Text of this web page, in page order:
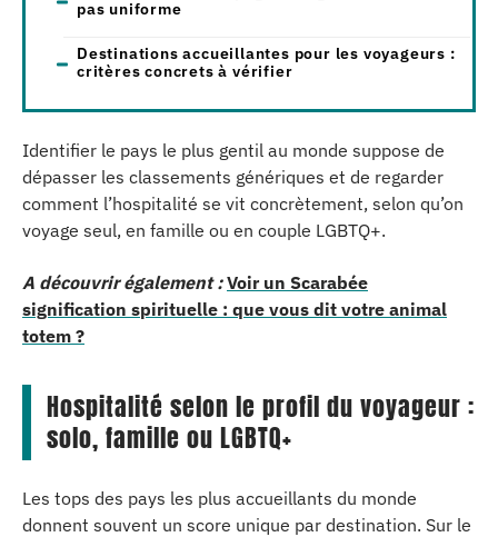
pas uniforme
Destinations accueillantes pour les voyageurs :
critères concrets à vérifier
Identifier le pays le plus gentil au monde suppose de
dépasser les classements génériques et de regarder
comment l’hospitalité se vit concrètement, selon qu’on
voyage seul, en famille ou en couple LGBTQ+.
A découvrir également : Voir un Scarabée
signification spirituelle : que vous dit votre animal
totem ?
Hospitalité selon le profil du voyageur :
solo, famille ou LGBTQ+
Les tops des pays les plus accueillants du monde
donnent souvent un score unique par destination. Sur le